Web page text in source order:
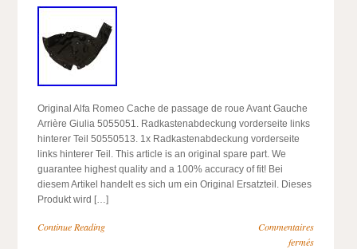
Original Alfa Romeo Cache de passage de roue Avant Gauche
Arrière Giulia 5055051. Radkastenabdeckung vorderseite links
hinterer Teil 50550513. 1x Radkastenabdeckung vorderseite
links hinterer Teil. This article is an original spare part. We
guarantee highest quality and a 100% accuracy of fit! Bei
diesem Artikel handelt es sich um ein Original Ersatzteil. Dieses
Produkt wird […]
Continue Reading
Commentaires
fermés